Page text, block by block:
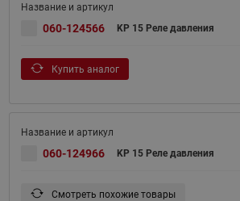
060-124566 KP 15 Реле давления
Купить аналог
060-124966 KP 15 Реле давления
Смотреть похожие товары